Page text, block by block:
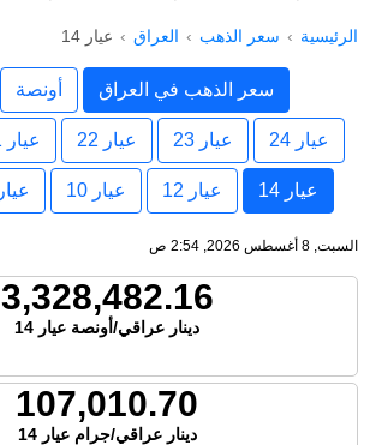
الرئيسية سعر الذهب العراق عيار 14
سعر الذهب في العراق أونصة
عيار 24 عيار 23 عيار 22 عيار 21
عيار 14 عيار 12 عيار 10 عيار 9
السبت, 8 أغسطس 2026, 2:54 ص
3,328,482.16
دينار عراقي/أونصة عيار 14
107,010.70
دينار عراقي/جرام عيار 14